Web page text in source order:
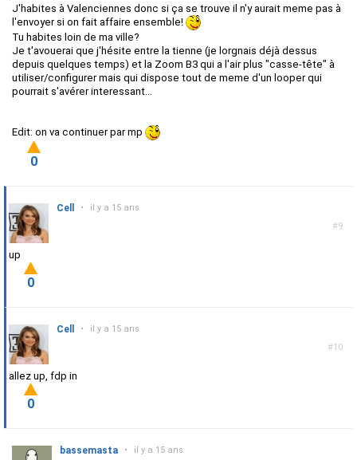
J'habites à Valenciennes donc si ça se trouve il n'y aurait meme pas à
l'envoyer si on fait affaire ensemble!
Tu habites loin de ma ville?
Je t'avouerai que j'hésite entre la tienne (je lorgnais déjà dessus
depuis quelques temps) et la Zoom B3 qui a l'air plus "casse-tête" à
utiliser/configurer mais qui dispose tout de meme d'un looper qui
pourrait s'avérer interessant...
Edit: on va continuer par mp
0
#9
Cell • il y a 15 ans
up
0
#10
Cell • il y a 15 ans
allez up, fdp in
0
bassemasta • il y a 15 ans